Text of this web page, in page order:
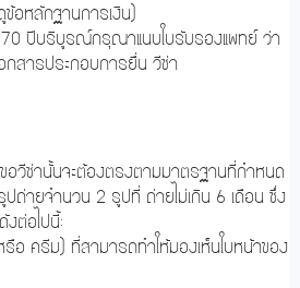
อหลักฐานการเงิน)
70 ปีบริบูรณ์กรุณาแนบใบรับรองแพทย์ ว่า
อกสารประกอบการยื่น วีซ่า
อวีซ่านั้นจะต้องตรงตามมาตรฐานที่กำหนด
ถ่ายจำนวน 2 รูปที่ ถ่ายไม่เกิน 6 เดือน ซึ่ง
ต่อไปนี้:
อ ครีม) ที่สามารถทำให้มองเห็นใบหน้าของ